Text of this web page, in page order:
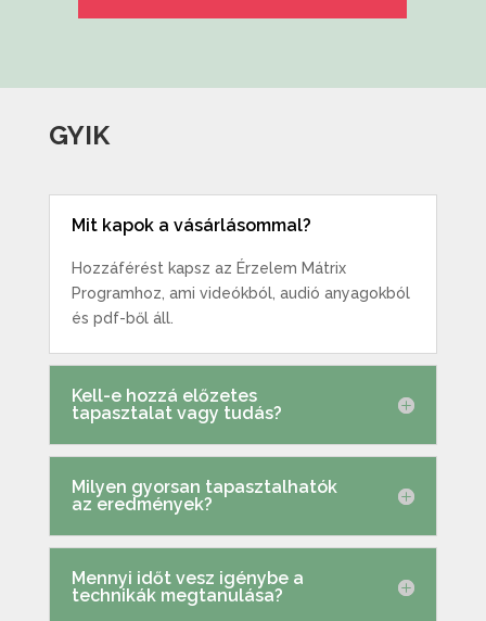
GYIK
Mit kapok a vásárlásommal?
Hozzáférést kapsz az Érzelem Mátrix
Programhoz, ami videókból, audió anyagokból
és pdf-ből áll.
Kell-e hozzá előzetes
tapasztalat vagy tudás?
Milyen gyorsan tapasztalhatók
az eredmények?
Mennyi időt vesz igénybe a
technikák megtanulása?